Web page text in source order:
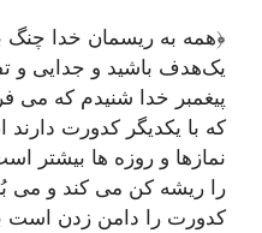
﴿همه به ریسمان خدا چنگ
یک‌هدف باشید و جدایی و
پیغمبر خدا شنیدم که می
که با یکدیگر کدورت
نمازها و روزه ها بیشتر
را ریشه کن می کند و می
کدورت را دامن زدن است